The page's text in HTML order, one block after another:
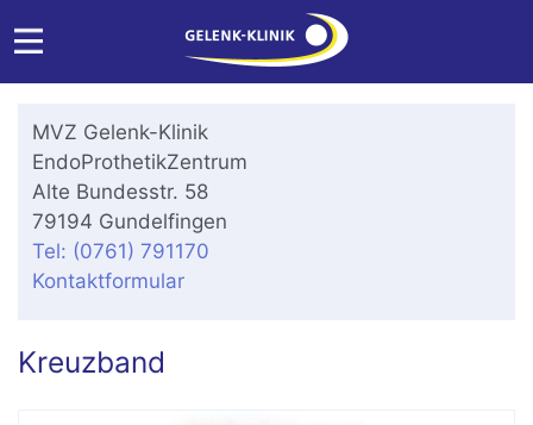
MVZ Gelenk-Klinik
EndoProthetikZentrum
Alte Bundesstr. 58
79194 Gundelfingen
Tel: (0761) 791170
Kontaktformular
Kreuzband